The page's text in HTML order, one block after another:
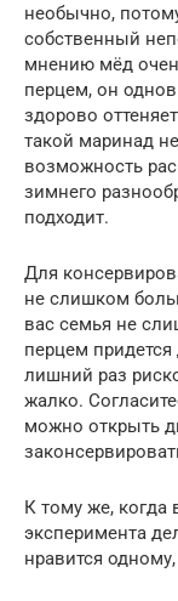
необычно,
собственный
мнению мёд
перцем, он
здорово
такой маринад
возможность
зимнего
подходит.
Для
не слишком
вас семья не
перцем
лишний раз
жалко.
можно открыть
К тому же, когда
эксперимента
нравится